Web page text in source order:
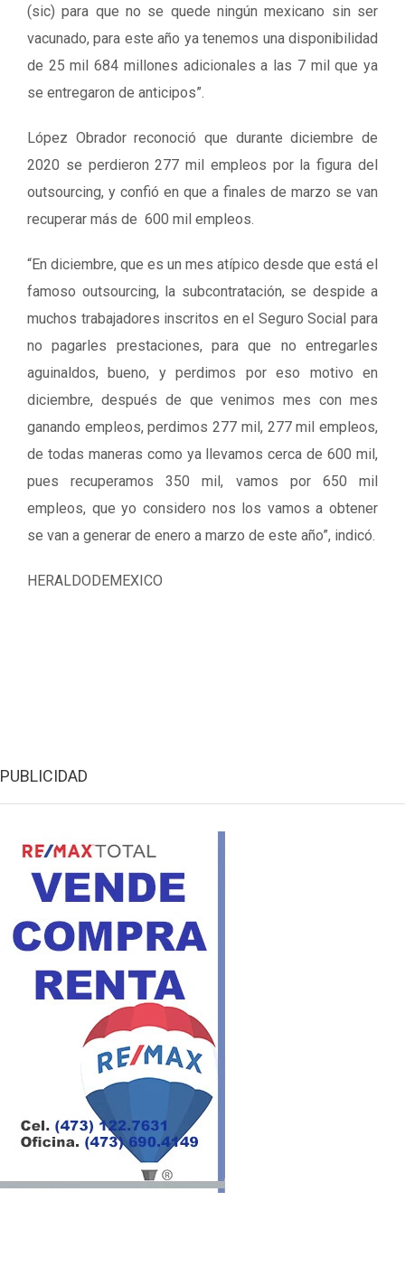
(sic) para que no se quede ningún mexicano sin ser
vacunado, para este año ya tenemos una disponibilidad
de 25 mil 684 millones adicionales a las 7 mil que ya
se entregaron de anticipos”.
López Obrador reconoció que durante diciembre de
2020 se perdieron 277 mil empleos por la figura del
outsourcing, y confió en que a finales de marzo se van
recuperar más de 600 mil empleos.
“En diciembre, que es un mes atípico desde que está el
famoso outsourcing, la subcontratación, se despide a
muchos trabajadores inscritos en el Seguro Social para
no pagarles prestaciones, para que no entregarles
aguinaldos, bueno, y perdimos por eso motivo en
diciembre, después de que venimos mes con mes
ganando empleos, perdimos 277 mil, 277 mil empleos,
de todas maneras como ya llevamos cerca de 600 mil,
pues recuperamos 350 mil, vamos por 650 mil
empleos, que yo considero nos los vamos a obtener
se van a generar de enero a marzo de este año”, indicó.
HERALDODEMEXICO
PUBLICIDAD